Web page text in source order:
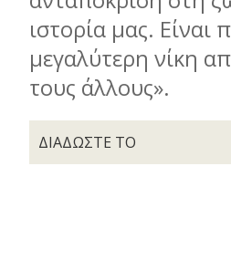
ιστορία μας. Είναι
μεγαλύτερη νίκη
τους άλλους».
ΔΙΑΔΩΣΤΕ ΤΟ